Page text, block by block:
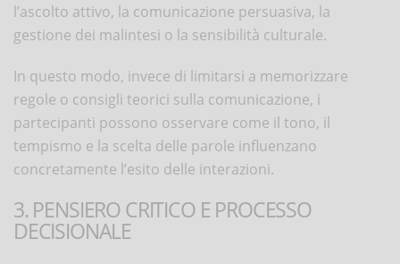
l’ascolto attivo, la comunicazione persuasiva, la
gestione dei malintesi o la sensibilità culturale.
In questo modo, invece di limitarsi a memorizzare
regole o consigli teorici sulla comunicazione, i
partecipanti possono osservare come il tono, il
tempismo e la scelta delle parole influenzano
concretamente l’esito delle interazioni.
3. PENSIERO CRITICO E PROCESSO
DECISIONALE